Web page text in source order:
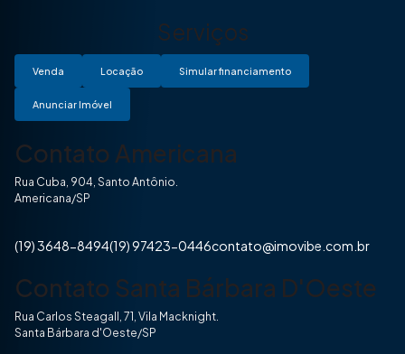
Serviços
Venda Locação Simular financiamento
Anunciar Imóvel
Contato Americana
Rua Cuba, 904, Santo Antônio.
Americana/SP
(19) 3648-8494(19) 97423-0446contato@imovibe.com.br
Contato Santa Bárbara D'Oeste
Rua Carlos Steagall, 71, Vila Macknight.
Santa Bárbara d'Oeste/SP